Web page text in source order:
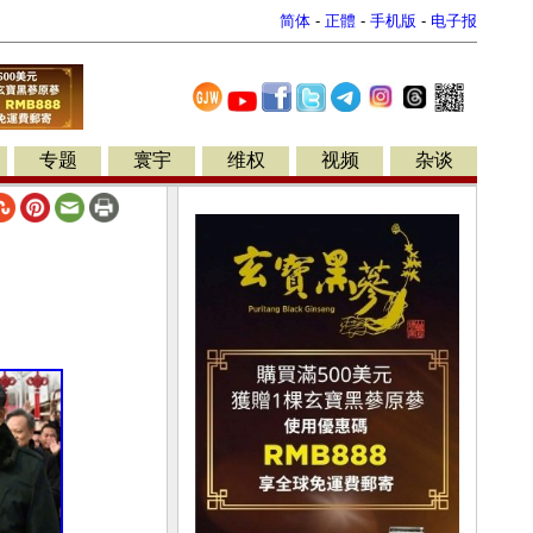
简体 - 正體 - 手机版 - 电子报
专题 寰宇 维权 视频 杂谈